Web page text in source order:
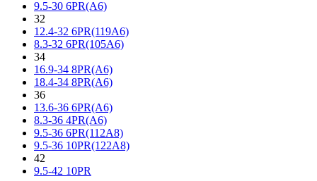
9.5-30 6PR(A6)
32
12.4-32 6PR(119A6)
8.3-32 6PR(105A6)
34
16.9-34 8PR(A6)
18.4-34 8PR(A6)
36
13.6-36 6PR(A6)
8.3-36 4PR(A6)
9.5-36 6PR(112A8)
9.5-36 10PR(122A8)
42
9.5-42 10PR